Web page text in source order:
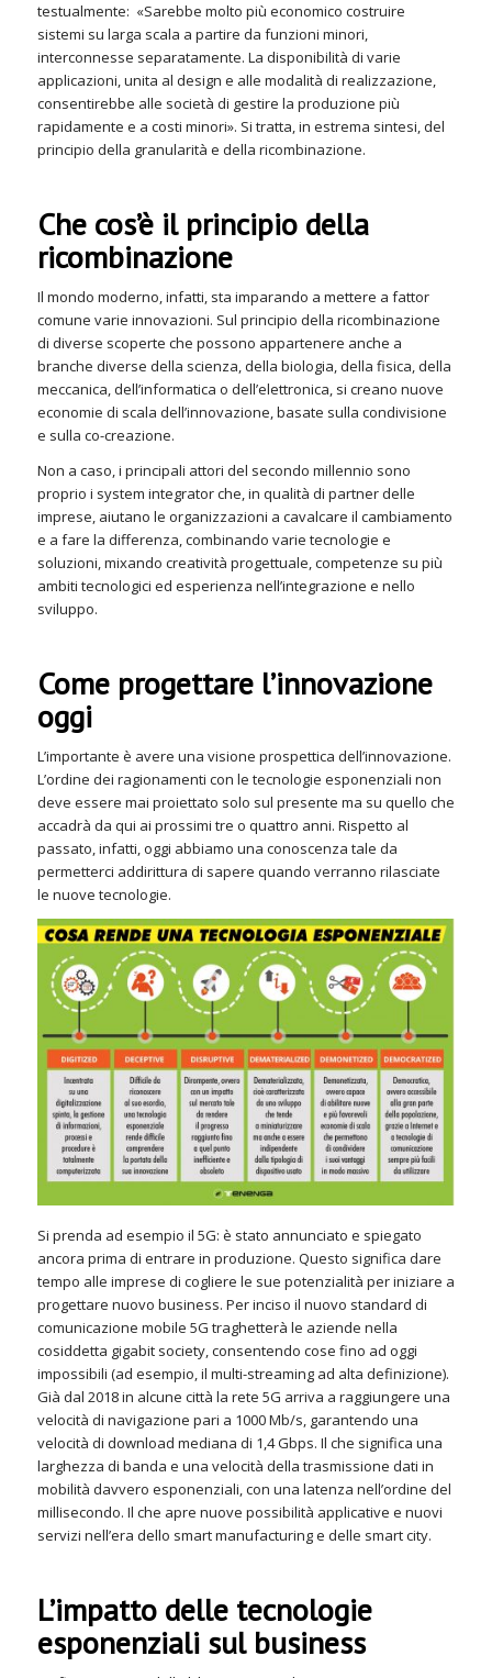
testualmente: «Sarebbe molto più economico costruire
sistemi su larga scala a partire da funzioni minori,
interconnesse separatamente. La disponibilità di varie
applicazioni, unita al design e alle modalità di realizzazione,
consentirebbe alle società di gestire la produzione più
rapidamente e a costi minori». Si tratta, in estrema sintesi, del
principio della granularità e della ricombinazione.
Che cos’è il principio della
ricombinazione
Il mondo moderno, infatti, sta imparando a mettere a fattor
comune varie innovazioni. Sul principio della ricombinazione
di diverse scoperte che possono appartenere anche a
branche diverse della scienza, della biologia, della fisica, della
meccanica, dell’informatica o dell’elettronica, si creano nuove
economie di scala dell’innovazione, basate sulla condivisione
e sulla co-creazione.
Non a caso, i principali attori del secondo millennio sono
proprio i system integrator che, in qualità di partner delle
imprese, aiutano le organizzazioni a cavalcare il cambiamento
e a fare la differenza, combinando varie tecnologie e
soluzioni, mixando creatività progettuale, competenze su più
ambiti tecnologici ed esperienza nell’integrazione e nello
sviluppo.
Come progettare l’innovazione
oggi
L’importante è avere una visione prospettica dell’innovazione.
L’ordine dei ragionamenti con le tecnologie esponenziali non
deve essere mai proiettato solo sul presente ma su quello che
accadrà da qui ai prossimi tre o quattro anni. Rispetto al
passato, infatti, oggi abbiamo una conoscenza tale da
permetterci addirittura di sapere quando verranno rilasciate
le nuove tecnologie.
Si prenda ad esempio il 5G: è stato annunciato e spiegato
ancora prima di entrare in produzione. Questo significa dare
tempo alle imprese di cogliere le sue potenzialità per iniziare a
progettare nuovo business. Per inciso il nuovo standard di
comunicazione mobile 5G traghetterà le aziende nella
cosiddetta gigabit society, consentendo cose fino ad oggi
impossibili (ad esempio, il multi-streaming ad alta definizione).
Già dal 2018 in alcune città la rete 5G arriva a raggiungere una
velocità di navigazione pari a 1000 Mb/s, garantendo una
velocità di download mediana di 1,4 Gbps. Il che significa una
larghezza di banda e una velocità della trasmissione dati in
mobilità davvero esponenziali, con una latenza nell’ordine del
millisecondo. Il che apre nuove possibilità applicative e nuovi
servizi nell’era dello smart manufacturing e delle smart city.
L’impatto delle tecnologie
esponenziali sul business